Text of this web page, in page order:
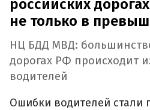
российских
не только в
НЦ БДД МВД:
дорогах РФ происходит
водителей
Ошибки водителей стали